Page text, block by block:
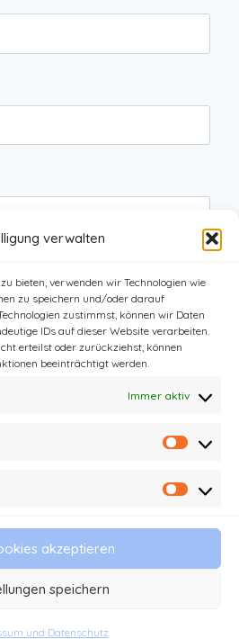
verwalten
bieten, verwenden wir Technologien wie
zu speichern und/oder darauf
zustimmst, können wir Daten
IDs auf dieser Website verarbeiten.
erteilst oder zurückziehst, können
beeinträchtigt werden.
Immer aktiv
akzeptieren
speichern
und Datenschutz
Sunshine - Stefanie Kathi
Baader